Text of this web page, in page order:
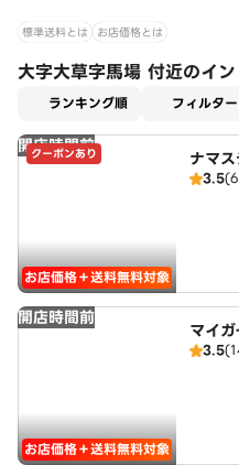
標準送料とは お店価格とは
大字大草字馬場 付近のイ
ランキング順 フィルター
開店時間前
クーポンあり
お店価格＋送料無料対象
ナマ
ラン
3.5
開店時間前
お店価格＋送料無料対象
マイ
3.5